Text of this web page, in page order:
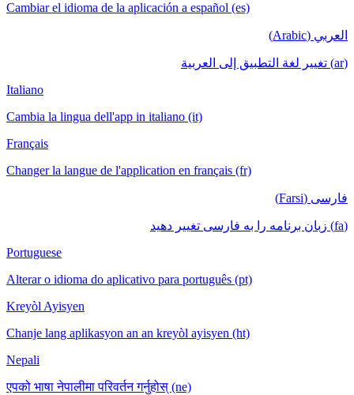
Cambiar el idioma de la aplicación a español (es)
العربي (Arabic)
(ar) تغيير لغة التطبيق إلى العربية
Italiano
Cambia la lingua dell'app in italiano (it)
Français
Changer la langue de l'application en français (fr)
فارسی (Farsi)
(fa) زبان برنامه را به فارسی تغییر دهید
Portuguese
Alterar o idioma do aplicativo para português (pt)
Kreyòl Ayisyen
Chanje lang aplikasyon an an kreyòl ayisyen (ht)
Nepali
एपको भाषा नेपालीमा परिवर्तन गर्नुहोस् (ne)